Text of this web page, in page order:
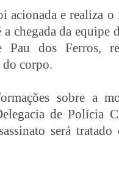
e realiza o
a chegada da
dos Ferros,
do corpo.
sobre a
de Polícia
será